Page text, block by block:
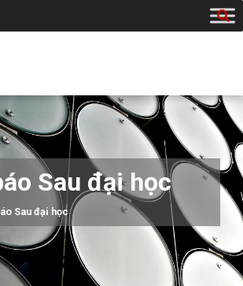
Sau đại học
Sau đại học